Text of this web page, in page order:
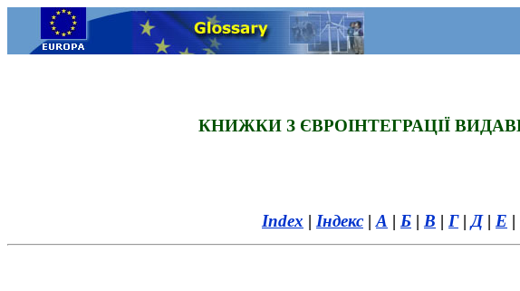
КНИЖКИ З ЄВРОІНТЕГРАЦІЇ
Index | Індекс |А | Б | В | Г|Д| Е |